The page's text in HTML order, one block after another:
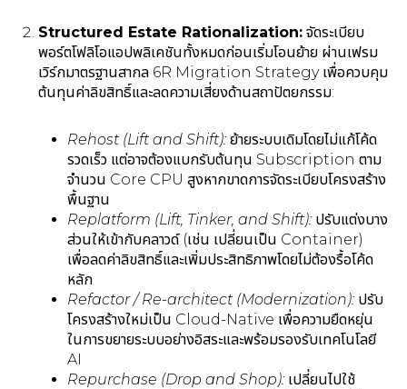
Structured Estate Rationalization: จัดระเบียบ
พอร์ตโฟลิโอแอปพลิเคชันทั้งหมดก่อนเริ่มโอนย้าย ผ่านเฟรม
เวิร์กมาตรฐานสากล 6R Migration Strategy เพื่อควบคุม
ต้นทุนค่าลิขสิทธิ์และลดความเสี่ยงด้านสถาปัตยกรรม:
Rehost (Lift and Shift): ย้ายระบบเดิมโดยไม่แก้โค้ด
รวดเร็ว แต่อาจต้องแบกรับต้นทุน Subscription ตาม
จำนวน Core CPU สูงหากขาดการจัดระเบียบโครงสร้าง
พื้นฐาน
Replatform (Lift, Tinker, and Shift): ปรับแต่งบาง
ส่วนให้เข้ากับคลาวด์ (เช่น เปลี่ยนเป็น Container)
เพื่อลดค่าลิขสิทธิ์และเพิ่มประสิทธิภาพโดยไม่ต้องรื้อโค้ด
หลัก
Refactor / Re-architect (Modernization): ปรับ
โครงสร้างใหม่เป็น Cloud-Native เพื่อความยืดหยุ่น
ในการขยายระบบอย่างอิสระและพร้อมรองรับเทคโนโลยี
AI
Repurchase (Drop and Shop): เปลี่ยนไปใช้